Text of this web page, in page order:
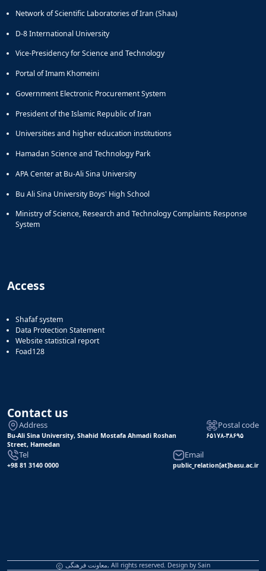
Network of Scientific Laboratories of Iran (Shaa)
D-8 International University
Vice-Presidency for Science and Technology
Portal of Imam Khomeini
Government Electronic Procurement System
President of the Islamic Republic of Iran
Universities and higher education institutions
Hamadan Science and Technology Park
APA Center at Bu-Ali Sina University
Bu Ali Sina University Boys' High School
Ministry of Science, Research and Technology Complaints Response
System
Access
Shafaf system
Data Protection Statement
Website statistical report
Foad128
Contact us
Address
Bu-Ali Sina University, Shahid Mostafa Ahmadi Roshan
Street, Hamedan
Postal code
۶۵۱۷۸-۳۸۶۹۵
Tel
+98 81 3140 0000
Email
public_relation[at]basu.ac.ir
معاونت فرهنگی, All rights reserved. Design bySain